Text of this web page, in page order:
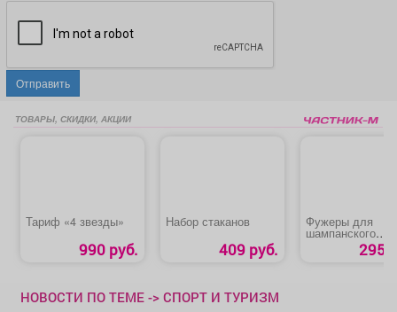
Отправить
ТОВАРЫ, СКИДКИ, АКЦИИ
Тариф «4 звезды»
990 руб.
Набор стаканов
409 руб.
Фужеры для
шампанского
«КЛАССИК»295
НОВОСТИ ПО ТЕМЕ -> СПОРТ И ТУРИЗМ